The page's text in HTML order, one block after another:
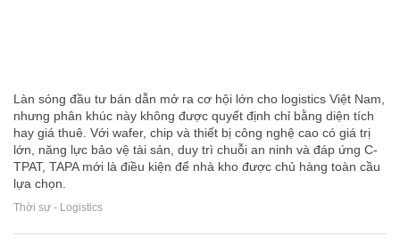
Làn sóng đầu tư bán dẫn mở ra cơ hội lớn cho logistics Việt Nam,
nhưng phân khúc này không được quyết định chỉ bằng diện tích
hay giá thuê. Với wafer, chip và thiết bị công nghệ cao có giá trị
lớn, năng lực bảo vệ tài sản, duy trì chuỗi an ninh và đáp ứng C-
TPAT, TAPA mới là điều kiện để nhà kho được chủ hàng toàn cầu
lựa chọn.
Thời sự - Logistics